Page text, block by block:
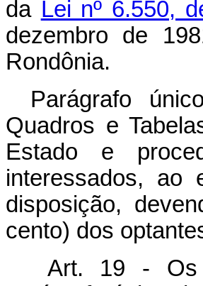
da Lei nº 6.550,
dezembro de
Rondônia.
Parágrafo
Quadros e
Estado e
interessados, ao
disposição,
cento) dos
Art. 19 - Os